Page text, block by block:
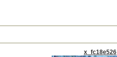
x_fc18e526